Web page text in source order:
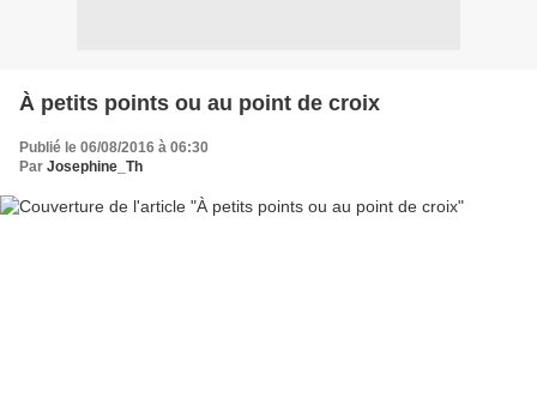
À petits points ou au point de croix
Publié le 06/08/2016 à 06:30
Par Josephine_Th